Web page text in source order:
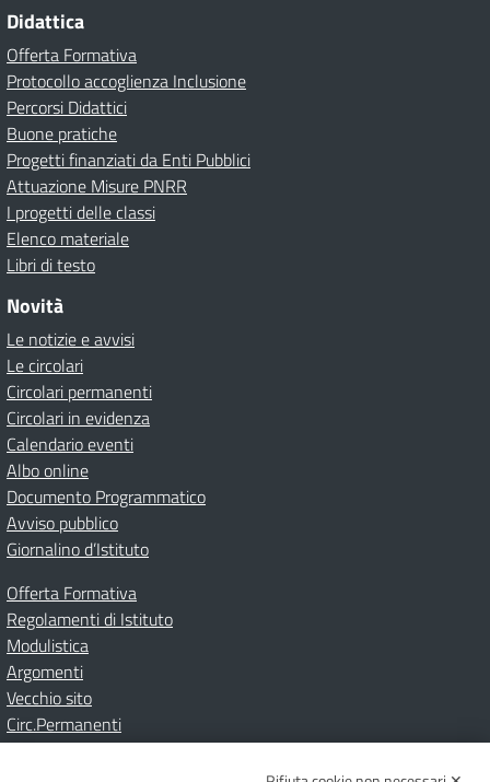
Didattica
Offerta Formativa
Protocollo accoglienza Inclusione
Percorsi Didattici
Buone pratiche
Progetti finanziati da Enti Pubblici
Attuazione Misure PNRR
I progetti delle classi
Elenco materiale
Libri di testo
Novità
Le notizie e avvisi
Le circolari
Circolari permanenti
Circolari in evidenza
Calendario eventi
Albo online
Documento Programmatico
Avviso pubblico
Giornalino d’Istituto
Offerta Formativa
Regolamenti di Istituto
Modulistica
Argomenti
Vecchio sito
Circ.Permanenti